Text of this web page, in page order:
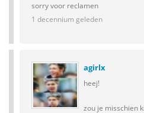
sorry voor reclamen
1 decennium geleden
agirlx
heej!
zou je misschien